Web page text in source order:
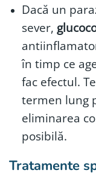
Dacă un
sever,
în timp ce
fac efectul.
termen lung
eliminarea
posibilă.
Tratamente